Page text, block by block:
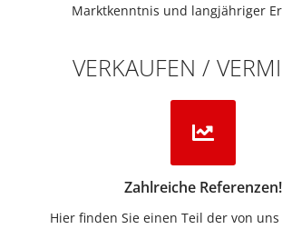
Marktkenntnis und langjähriger
VERKAUFEN /
Zahlreiche Referenzen!
Hier finden Sie einen Teil der von